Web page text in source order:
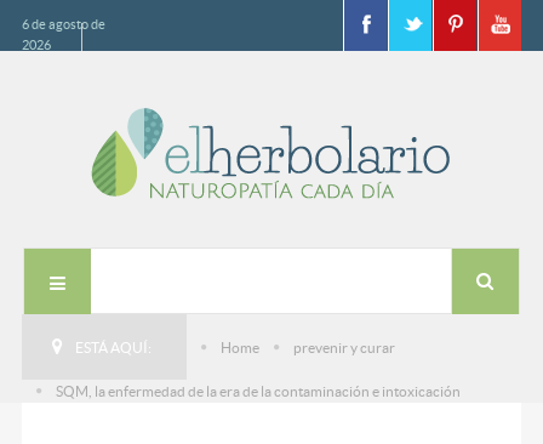
6 de agosto de
2026
ESTÁ AQUÍ: Home prevenir y curar
SQM, la enfermedad de la era de la contaminación e intoxicación